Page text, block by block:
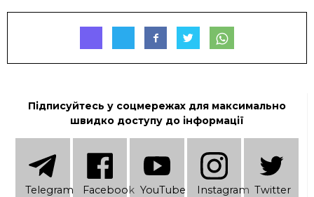
Підписуйтесь у соцмережах для максимально
швидко доступу до інформації
Telеgram Facebook YouTube Instagram Twitter